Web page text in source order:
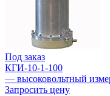
Под заказ
КГИ-10-1-100
— высоковольтный
Запросить цену